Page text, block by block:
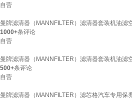
自营
曼牌滤清器（MANNFILTER）滤清器套装机油滤
1000+条评论
自营
曼牌滤清器（MANNFILTER）滤清器套装机油
500+条评论
自营
曼牌滤清器（MANNFILTER）滤芯格汽车专用